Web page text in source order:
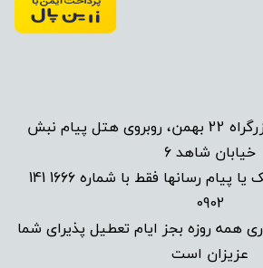
دفتر مرکزی : زنجان، بزرگراه 22 بهمن، روبروی هتل پیام نبش
خیابان شاهد 6
یا پیام رسانها فقط با شماره
1666 141
0902
همه روزه بجز ایام تعطیل پذیرای شما
عزیزان است​​​​​​​